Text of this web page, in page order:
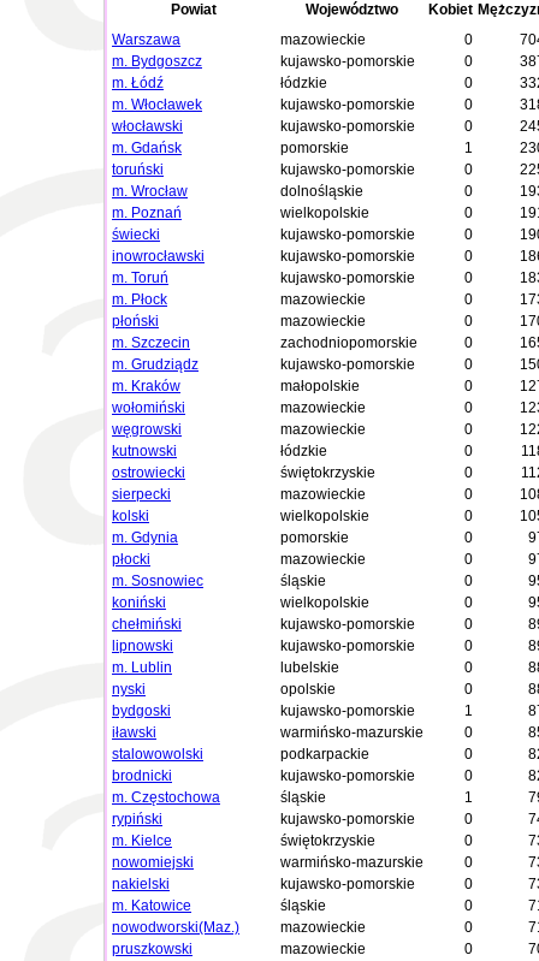
Powiat Województwo Kobiet
Warszawa
mazowieckie 0
m. Bydgoszcz
kujawsko-pomorskie 0
m. Łódź
łódzkie 0
m. Włocławek
kujawsko-pomorskie 0
włocławski
kujawsko-pomorskie 0
m. Gdańsk
pomorskie 1
toruński
kujawsko-pomorskie 0
m. Wrocław
dolnośląskie 0
m. Poznań
wielkopolskie 0
świecki
kujawsko-pomorskie 0
inowrocławski
kujawsko-pomorskie 0
m. Toruń
kujawsko-pomorskie 0
m. Płock
mazowieckie 0
płoński
mazowieckie 0
m. Szczecin
zachodniopomorskie 0
m. Grudziądz
kujawsko-pomorskie 0
m. Kraków
małopolskie 0
wołomiński
mazowieckie 0
węgrowski
mazowieckie 0
kutnowski
łódzkie 0
ostrowiecki
świętokrzyskie 0
sierpecki
mazowieckie 0
kolski
wielkopolskie 0
m. Gdynia
pomorskie 0
płocki
mazowieckie 0
m. Sosnowiec
śląskie 0
koniński
wielkopolskie 0
chełmiński
kujawsko-pomorskie 0
lipnowski
kujawsko-pomorskie 0
m. Lublin
lubelskie 0
nyski
opolskie 0
bydgoski
kujawsko-pomorskie 1
iławski
warmińsko-mazurskie 0
stalowowolski
podkarpackie 0
brodnicki
kujawsko-pomorskie 0
m. Częstochowa
śląskie 1
rypiński
kujawsko-pomorskie 0
m. Kielce
świętokrzyskie 0
nowomiejski
warmińsko-mazurskie 0
nakielski
kujawsko-pomorskie 0
m. Katowice
śląskie 0
nowodworski(Maz.)
mazowieckie 0
pruszkowski
mazowieckie 0